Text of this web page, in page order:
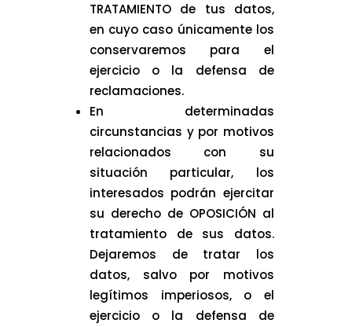
TRATAMIENTO de tus datos,
en cuyo caso únicamente los
conservaremos para el
ejercicio o la defensa de
reclamaciones.
En determinadas
circunstancias y por motivos
relacionados con su
situación particular, los
interesados podrán ejercitar
su derecho de OPOSICIÓN al
tratamiento de sus datos.
Dejaremos de tratar los
datos, salvo por motivos
legítimos imperiosos, o el
ejercicio o la defensa de